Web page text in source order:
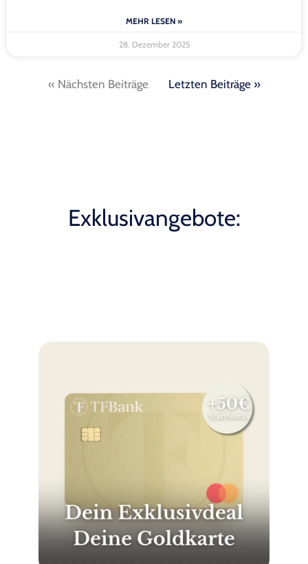
MEHR LESEN »
28. Dezember 2025
« Nächsten Beiträge Letzten Beiträge »
Exklusivangebote: